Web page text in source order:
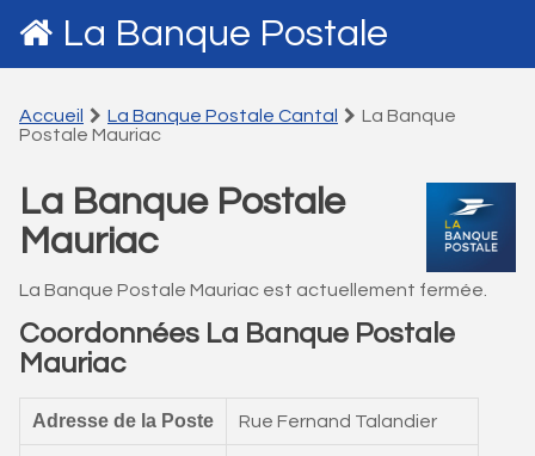
La Banque Postale
Accueil La Banque Postale Cantal
La Banque
Postale Mauriac
La Banque Postale
Mauriac
La Banque Postale Mauriac est actuellement fermée.
Coordonnées La Banque Postale
Mauriac
Adresse de la Poste Rue Fernand Talandier